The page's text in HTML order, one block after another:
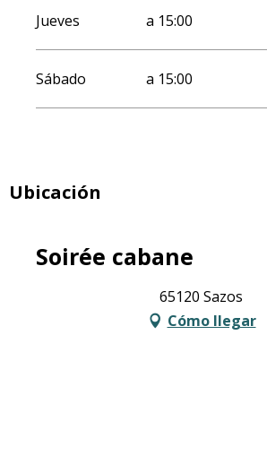
Jueves a 15:00
Sábado a 15:00
Ubicación
Soirée cabane
65120 Sazos
Cómo llegar